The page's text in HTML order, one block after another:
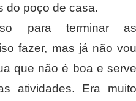
do poço de casa.
para terminar as
fazer, mas já não vou
que não é boa e serve
atividades. Era muito